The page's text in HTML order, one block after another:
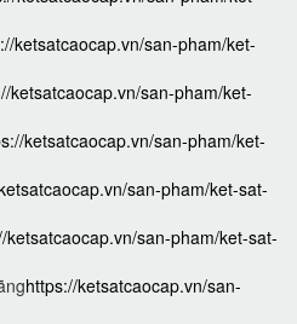
ketsatcaocap.vn/san-pham/ket-
ketsatcaocap.vn/san-pham/ket-
ketsatcaocap.vn/san-pham/ket-
san-pham/ket-sat-
ketsatcaocap.vn/san-pham/ket-sat-
https://ketsatcaocap.vn/san-